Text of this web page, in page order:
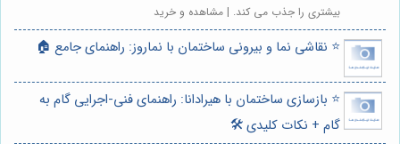
بیشتری را جذب می کند. | مشاهده و خرید
⭐️ نقاشی نما و بیرونی ساختمان با نماروز: راهنمای جامع 🏠
⭐️ بازسازی ساختمان با هیرادانا: راهنمای فنی-اجرایی گام به
گام + نکات کلیدی 🛠️